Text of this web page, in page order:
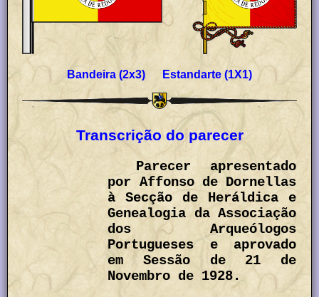
Bandeira (2x3) Estandarte (1X1)
Transcrição do parecer
Parecer apresentado
por Affonso de Dornellas
à Secção de Heráldica e
Genealogia da Associação
dos Arqueólogos
Portugueses e aprovado
em Sessão de 21 de
Novembro de 1928.